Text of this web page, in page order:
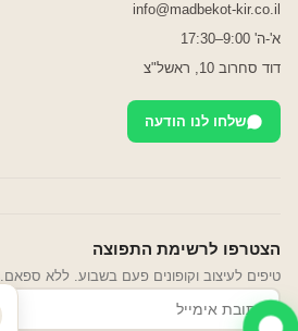
info@madbekot-kir.co.il
א'-ה' 9:00–17:30
דוד סחרוב 10, ראשל"צ
שלחו לנו הודעה
הצטרפו לרשימת התפוצה
טיפים לעיצוב וקופונים פעם בשבוע. ללא ספאם.